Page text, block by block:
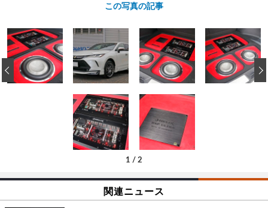
この写真の記事
1 / 2
‹
関連ニュース